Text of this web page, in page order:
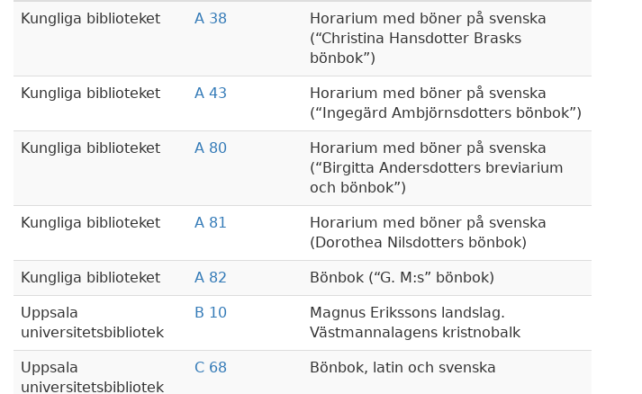
Kungliga biblioteket A 38
Horarium med böner på svenska
( Christina Hansdotter Brasks
bönbok )
Kungliga biblioteket A 43
Horarium med böner på svenska
( Ingegärd Ambjörnsdotters bönbok )
Kungliga biblioteket A 80
Horarium med böner på svenska
( Birgitta Andersdotters breviarium
och bönbok )
Kungliga biblioteket A 81
Horarium med böner på svenska
(Dorothea Nilsdotters bönbok)
Kungliga biblioteket A 82 Bönbok ( G. M:s bönbok)
Uppsala
universitetsbibliotek
B 10
Magnus Erikssons landslag.
Västmannalagens kristnobalk
Uppsala
universitetsbibliotek
C 68 Bönbok, latin och svenska